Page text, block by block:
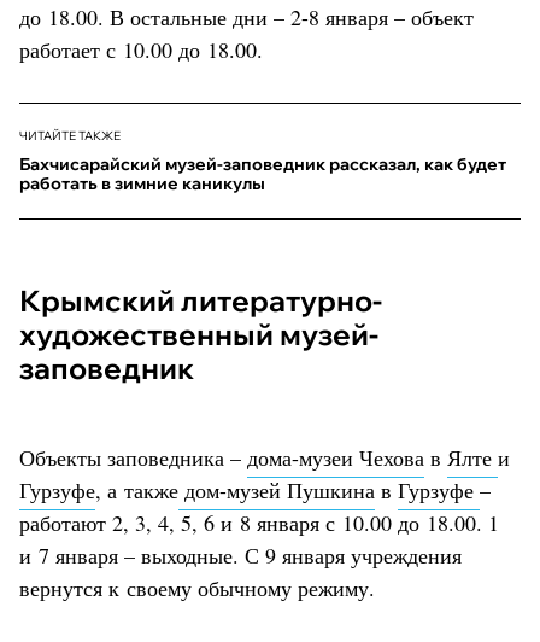
до 18.00. В остальные дни – 2-8 января – объект
работает с 10.00 до 18.00.
ЧИТАЙТЕ ТАКЖЕ
Бахчисарайский музей-заповедник рассказал, как будет
работать в зимние каникулы
Крымский литературно-
художественный музей-
заповедник
Объекты заповедника – дома-музеи Чехова в Ялте и
Гурзуфе, а также дом-музей Пушкина в Гурзуфе –
работают 2, 3, 4, 5, 6 и 8 января с 10.00 до 18.00. 1
и 7 января – выходные. С 9 января учреждения
вернутся к своему обычному режиму.